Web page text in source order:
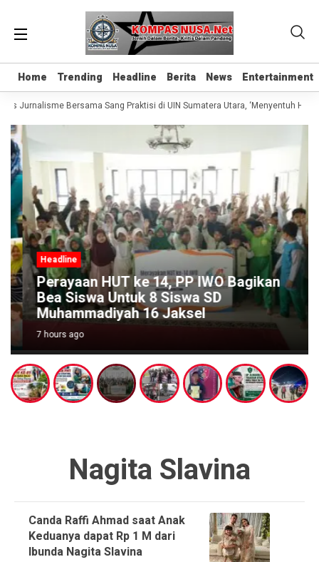
Home Trending Headline Berita News Entertainment
Home Trending Headline Berita News Entertainment
Jurnalisme Bersama Sang Praktisi di UIN Sumatera Utara, ‘Menyentuh Hati
Headline
Perayaan HUT ke 14, PP IWO Bagikan
Bea Siswa Untuk 8 Siswa SD
Muhammadiyah 16 Jaksel
7 hours ago
Nagita Slavina
Canda Raffi Ahmad saat Anak
Keduanya dapat Rp 1 M dari
Ibunda Nagita Slavina